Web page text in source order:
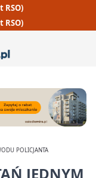
POLICJANTA
JEDNYM